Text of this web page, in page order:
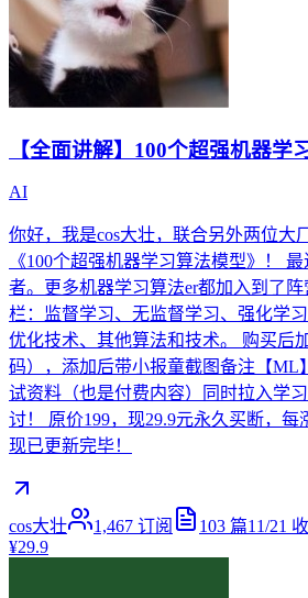
【全面讲解】100个超强机器学
AI
你好，我是cos大壮，联合另外两位大
《100个超强机器学习算法模型》！
者。更多机器学习算法er都加入到了
栏：监督学习、无监督学习、强化学
优化技术、其他算法和技术。 购买后
码），添加后带小报童截图备注【ML
试资料（也是付费内容）同时拉入学
讨！ 原价199，现29.9元永久买断，每
现已更新完毕！
cos大壮 1,467 订阅 103 篇11/21
¥29.9